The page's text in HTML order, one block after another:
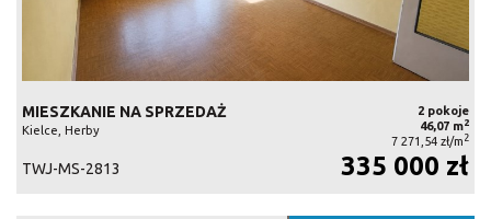
MIESZKANIE NA SPRZEDAŻ
Kielce, Herby
2 pokoje
46,07 m2
7 271,54 zł/m 2
TWJ-MS-2813 335 000 zł